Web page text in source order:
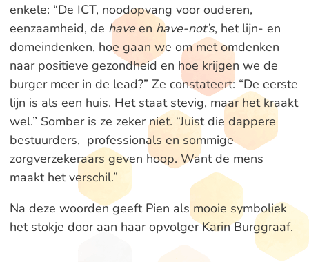
enkele: “De ICT, noodopvang voor ouderen,
eenzaamheid, de haveen have-not’s, het lijn- en
domeindenken, hoe gaan we om met omdenken
naar positieve gezondheid en hoe krijgen we de
burger meer in de lead?” Ze constateert: “De eerste
lijn is als een huis. Het staat stevig, maar het kraakt
wel.” Somber is ze zeker niet. “Juist die dappere
bestuurders, professionals en sommige
zorgverzekeraars geven hoop. Want de mens
maakt het verschil.”
Na deze woorden geeft Pien als mooie symboliek
het stokje door aan haar opvolger Karin Burggraaf.